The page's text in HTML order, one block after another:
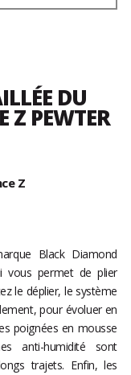
DU
Z PEWTER
Z
Black Diamond
vous permet de plier
le déplier, le système
pour évoluer en
poignées en mousse
anti-humidité sont
trajets. Enfin, les